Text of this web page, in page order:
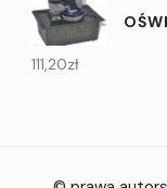
111,20zł